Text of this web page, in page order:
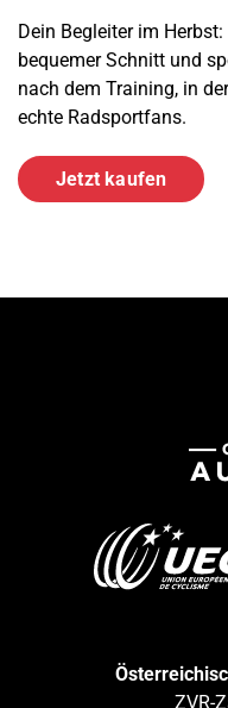
Dein Begleiter im
bequemer Schnitt und
nach dem Training, in
echte Radsportfans.
Jetzt kaufen
ZVR-